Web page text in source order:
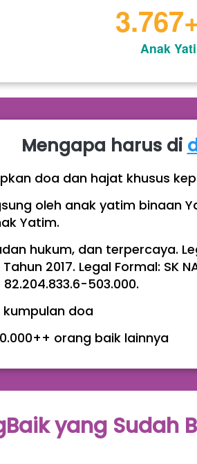
4.678
Anak
Mengapa harus di
doa dan hajat khusus
oleh anak yatim binaan
Yatim.
hukum, dan terpercaya.
2017. Legal Formal: SK
82.204.833.6-503.000.
doa
orang baik lainnya
yang Sudah